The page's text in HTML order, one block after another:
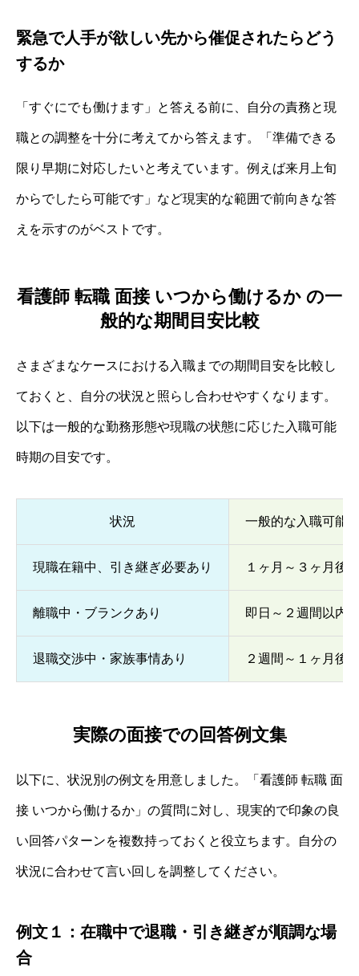
緊急で人手が欲しい先から催促されたらどう
するか
「すぐにでも働けます」と答える前に、自分の責務と現
職との調整を十分に考えてから答えます。「準備できる
限り早期に対応したいと考えています。例えば来月上旬
からでしたら可能です」など現実的な範囲で前向きな答
えを示すのがベストです。
看護師 転職 面接 いつから働けるか の一
般的な期間目安比較
さまざまなケースにおける入職までの期間目安を比較し
ておくと、自分の状況と照らし合わせやすくなります。
以下は一般的な勤務形態や現職の状態に応じた入職可能
時期の目安です。
状況 一般的な入職可能
現職在籍中、引き継ぎ必要あり １ヶ月～３ヶ月後
離職中・ブランクあり 即日～２週間以内
退職交渉中・家族事情あり ２週間～１ヶ月後
実際の面接での回答例文集
以下に、状況別の例文を用意しました。「看護師 転職 面
接 いつから働けるか」の質問に対し、現実的で印象の良
い回答パターンを複数持っておくと役立ちます。自分の
状況に合わせて言い回しを調整してください。
例文１：在職中で退職・引き継ぎが順調な場
合